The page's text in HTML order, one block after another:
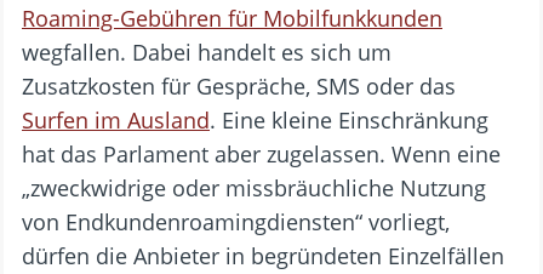
Roaming-Gebühren für Mobilfunkkunden
wegfallen. Dabei handelt es sich um
Zusatzkosten für Gespräche, SMS oder das
Surfen im Ausland. Eine kleine Einschränkung
hat das Parlament aber zugelassen. Wenn eine
„zweckwidrige oder missbräuchliche Nutzung
von Endkundenroamingdiensten“ vorliegt,
dürfen die Anbieter in begründeten Einzelfällen